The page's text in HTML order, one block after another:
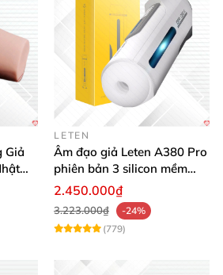
Giả
LETEN
Âm đạo giả Leten A380 Pro
phiên bản 3 silicon mềm
mại kích thích
2.450.000₫
3.223.000₫
-24%
(779)